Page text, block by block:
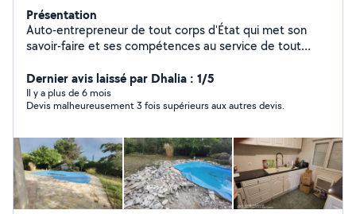
Présentation
Auto-entrepreneur de tout corps d'État qui met son
savoir-faire et ses compétences au service de tout
locaux. - Nos garanties : Un seul interlocuteur, jusqu'à la
fin de votre chantier. Nous vous garantissons les
meilleurs matériaux de construction présente sur le
résultat 100% Garanti Vous souhaitez etre mis en
contact le plus rapide des tarifs très intéressant, voir
compétitifs... Nos Compétences : Batiment Tout Corps
D'État - Maconnerie - Démolition - FaÇade - Charpente -
Carrelage - Rénovation - Peinture - Menuiserie De Pose
Dernier avis laissé par Dhalia : 1/5
Il y a plus de 6 mois
Devis malheureusement 3 fois supérieurs aux autres devis.